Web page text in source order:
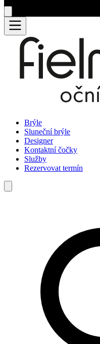
Brýle
Sluneční brýle
Designer
Kontaktní čočky
Služby
Rezervovat termín